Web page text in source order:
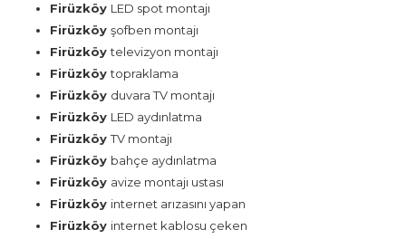
Firüzköy LED spot montajı
Firüzköy şofben montajı
Firüzköytelevizyon montajı
Firüzköytopraklama
Firüzköy duvara TV montajı
Firüzköy LED aydınlatma
FirüzköyTV montajı
Firüzköy bahçe aydınlatma
Firüzköy avize montajı ustası
Firüzköy internet arızasını yapan
Firüzköy internet kablosu çeken